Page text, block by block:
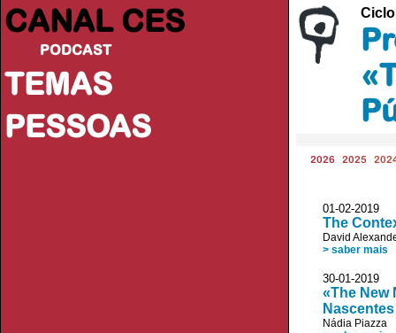
CANAL CES
PODCAST
TEMAS
PESSOAS
2026 2025
01-02-
The
David
> saber mais
30-01-
«The New
Nádia Piazza